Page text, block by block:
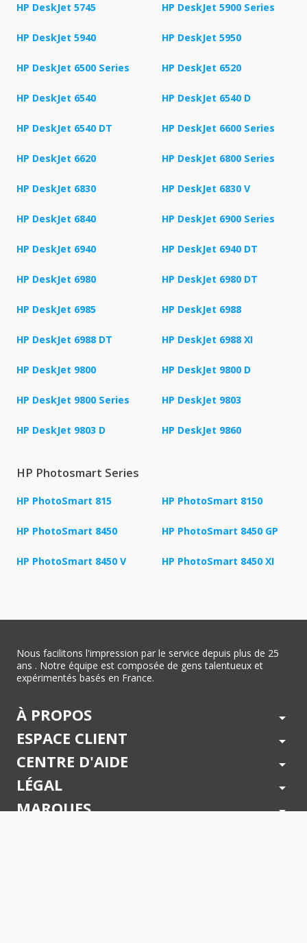
HP DeskJet 5745 HP DeskJet 5900 Series
HP DeskJet 5940 HP DeskJet 5950
HP DeskJet 6500 Series HP DeskJet 6520
HP DeskJet 6540 HP DeskJet 6540 D
HP DeskJet 6540 DT HP DeskJet 6600 Series
HP DeskJet 6620 HP DeskJet 6800 Series
HP DeskJet 6830 HP DeskJet 6830 V
HP DeskJet 6840 HP DeskJet 6900 Series
HP DeskJet 6940 HP DeskJet 6940 DT
HP DeskJet 6980 HP DeskJet 6980 DT
HP DeskJet 6985 HP DeskJet 6988
HP DeskJet 6988 DT HP DeskJet 6988 XI
HP DeskJet 9800 HP DeskJet 9800 D
HP DeskJet 9800 Series HP DeskJet 9803
HP DeskJet 9803 D HP DeskJet 9860
HP Photosmart Series
HP PhotoSmart 815 HP PhotoSmart 8150
HP PhotoSmart 8450 HP PhotoSmart 8450 GP
HP PhotoSmart 8450 V HP PhotoSmart 8450 XI
Nous facilitons l'impression par le service depuis plus de 25
ans . Notre équipe est composée de gens talentueux et
expérimentés basés en France.
À PROPOS arrow_drop_down
ESPACE CLIENT arrow_drop_down
CENTRE D'AIDE arrow_drop_down
LÉGAL arrow_drop_down
MARQUES arrow_drop_down